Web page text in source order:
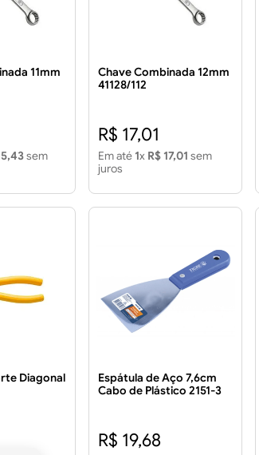
11mm
sem
Chave Combinada 12mm
41128/112
R$ 17,01
Em até 1x R$ 17,01 sem
juros
Diagonal
Espátula de Aço 7,6cm
Cabo de Plástico 2151-3
R$ 19,68